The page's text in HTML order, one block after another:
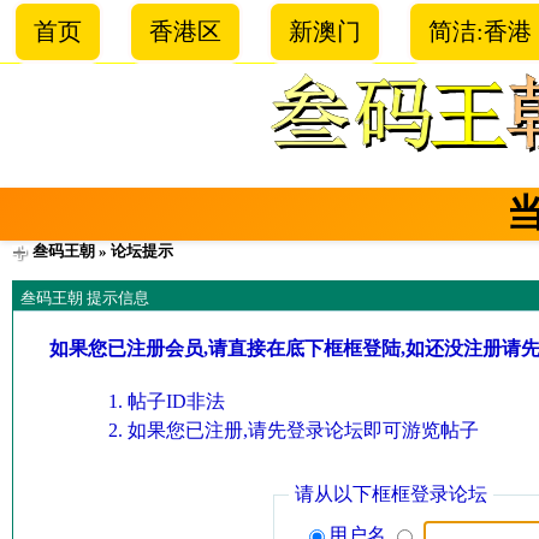
首页 香港区 新澳门 简洁:香港
叁码王朝 » 论坛提示
叁码王朝 提示信息
如果您已注册会员,请直接在底下框框登陆,如还没注册请
帖子ID非法
如果您已注册,请先登录论坛即可游览帖子
请从以下框框登录论坛
用户名